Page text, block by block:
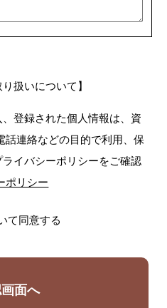
扱いについて】
登録された個人情報は、資
話連絡などの目的で利用、保
イバシーポリシーをご確認
ポリシー
て同意する